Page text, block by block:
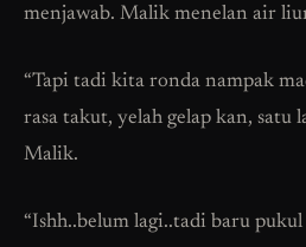
menjawab. Malik menelan air
“Tapi tadi kita ronda nampak
rasa takut, yelah gelap kan, satu
Malik.
“Ishh..belum lagi..tadi baru